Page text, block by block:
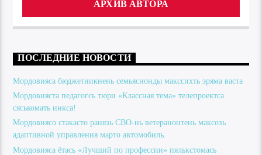
АРХИВ АВТОРА
ПОСЛЕДНИЕ НОВОСТИ
Мордовияса бюджетникнень семьяснонды макссихть эряма васта
Мордовияста педагогсь тюри «Классная тема» телепроектса
сяськомать инкса!
Мордовиясо стакасто ранязь СВО-нь ветеранонтень максозь
адаптивной управления марто автомобиль.
Мордовияса ётась «Лучший по профессии» пялькстомась